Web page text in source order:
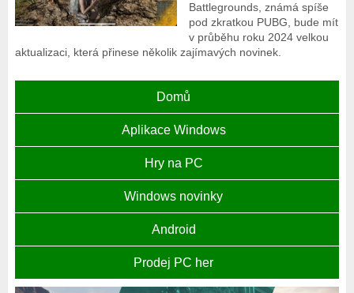
Battlegrounds, známá spíše
pod zkratkou PUBG, bude mít
v průběhu roku 2024 velkou
aktualizaci, která přinese několik zajímavých novinek.
Domů
Aplikace Windows
Hry na PC
Windows novinky
Android
Prodej PC her